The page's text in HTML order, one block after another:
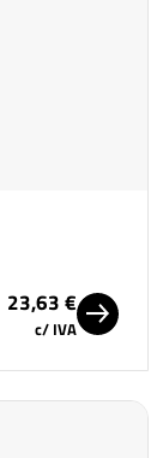
23,63 €
c/ IVA